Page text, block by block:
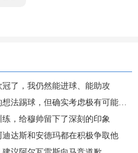
了，我仍然能进球、能助攻
踢球，但确实考虑极有可能退役
，给穆帅留下了深刻的印象
达斯和安德玛都在积极争取他